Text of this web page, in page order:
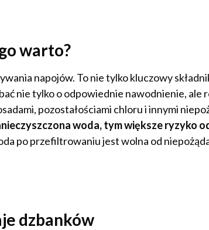
warto?
napojów. To nie tylko kluczowy
nie tylko o odpowiednie nawodnienie, ale
pozostałościami chloru i innymi
woda, tym większe ryzyko
po przefiltrowaniu jest wolna od
dzbanków